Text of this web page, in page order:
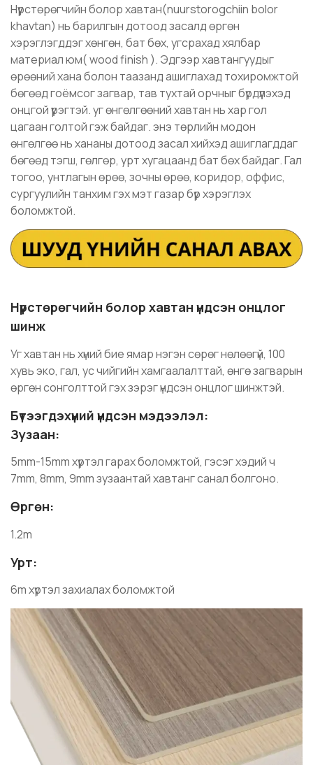
Нүүрстөрөгчийн болор хавтан(nuurstorogchiin bolor
khavtan) нь барилгын дотоод засалд өргөн
хэрэглэгддэг хөнгөн, бат бөх, угсрахад хялбар
материал юм( wood finish ). Эдгээр хавтангуудыг
өрөөний хана болон таазанд ашиглахад тохиромжтой
бөгөөд гоёмсог загвар, тав тухтай орчныг бүрдүүлэхэд
онцгой үүрэгтэй. уг өнгөлгөөний хавтан нь хар гол
цагаан голтой гэж байдаг. энэ төрлийн модон
өнгөлгөө нь хананы дотоод засал хийхэд ашиглагддаг
бөгөөд тэгш, гөлгөр, урт хугацаанд бат бөх байдаг. Гал
тогоо, унтлагын өрөө, зочны өрөө, коридор, оффис,
сургуулийн танхим гэх мэт газар бүр хэрэглэх
боломжтой.
Нүүрстөрөгчийн болор хавтан үндсэн онцлог
шинж
Уг хавтан нь хүний бие ямар нэгэн сөрөг нөлөөгүй, 100
хувь эко, гал, ус чийгийн хамгаалалттай, өнгө загварын
өргөн сонголттой гэх зэрэг үндсэн онцлог шинжтэй.
Бүтээгдэхүүний үндсэн мэдээлэл:
Зузаан:
5mm-15mm хүртэл гарах боломжтой, гэсэг хэдий ч
7mm, 8mm, 9mm зузаантай хавтанг санал болгоно.
Өргөн:
1.2m
Урт:
6m хүртэл захиалах боломжтой